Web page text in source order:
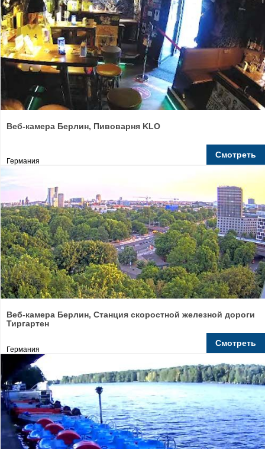
Веб-камера Берлин, Пивоварня KLO
Германия
Смотреть
Веб-камера Берлин, Станция скоростной железной дороги
Тиргартен
Германия
Смотреть